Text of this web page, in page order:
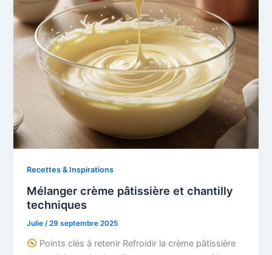
Recettes & Inspirations
Mélanger crème pâtissière et chantilly
techniques
Julie /29 septembre 2025
Points clés à retenir Refroidir la crème pâtissière